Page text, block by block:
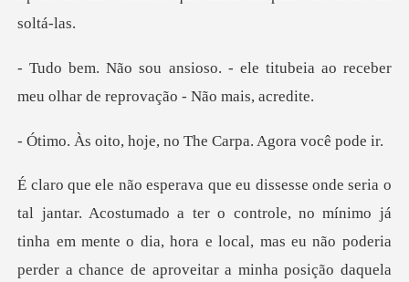
e titubeia ao receber
meu olhar d
oje, no The Carpa.
ra e local, mas eu não poderia
perder a chance de aproveitar a minha posição daquela